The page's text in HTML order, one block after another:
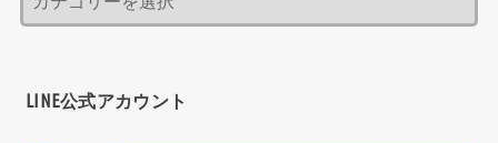
LINE公式アカウント